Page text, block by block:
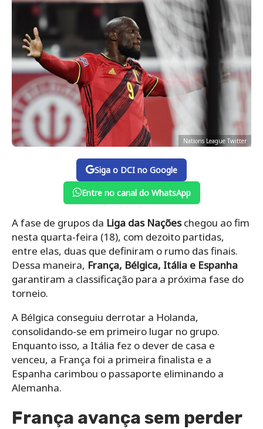
Nations League Twitter
Siga o DCI no Google
Entre no canal do WhatsApp
A fase de grupos da Liga das Naçõeschegou ao fim
nesta quarta-feira (18), com dezoito partidas,
entre elas, duas que definiram o rumo das finais.
Dessa maneira, França, Bélgica, Itália e Espanha
garantiram a classificação para a próxima fase do
torneio.
A Bélgica conseguiu derrotar a Holanda,
consolidando-se em primeiro lugar no grupo.
Enquanto isso, a Itália fez o dever de casa e
venceu, a França foi a primeira finalista e a
Espanha carimbou o passaporte eliminando a
Alemanha.
França avança sem perder